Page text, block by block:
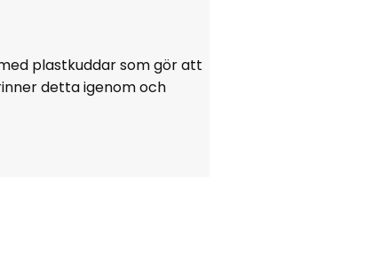
plastkuddar som gör att
detta igenom och